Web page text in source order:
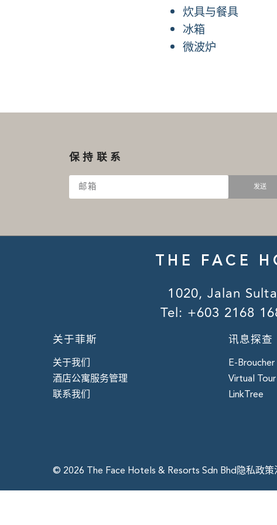
炊具与餐具
冰箱
微波炉
保持联系
发送
THE FACE
1020, Jalan
Tel: +603 2168
关于菲斯
关于我们
酒店公寓服务管理
联系我们
讯息探查
E-Broucher
Virtual Tour
LinkTree
© 2026 The Face Hotels & Resorts Sdn Bhd 隐私政策